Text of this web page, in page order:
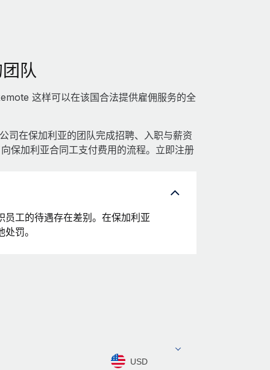
队
这样可以在该国合法提供雇佣服务的全
司在保加利亚的团队完成招聘、入职与薪资
保加利亚合同工支付费用的流程。立即注册
工的待遇存在差别。在保加利亚
罚。
USD